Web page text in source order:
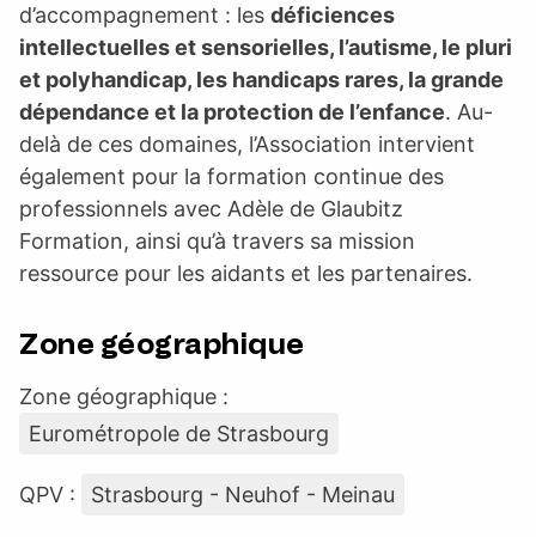
d’accompagnement : les déficiences
intellectuelles et sensorielles, l’autisme, le pluri
et polyhandicap, les handicaps rares, la grande
dépendance et la protection de l’enfance. Au-
delà de ces domaines, l’Association intervient
également pour la formation continue des
professionnels avec Adèle de Glaubitz
Formation, ainsi qu’à travers sa mission
ressource pour les aidants et les partenaires.
Zone géographique
Zone géographique :
Eurométropole de Strasbourg
QPV : Strasbourg - Neuhof - Meinau